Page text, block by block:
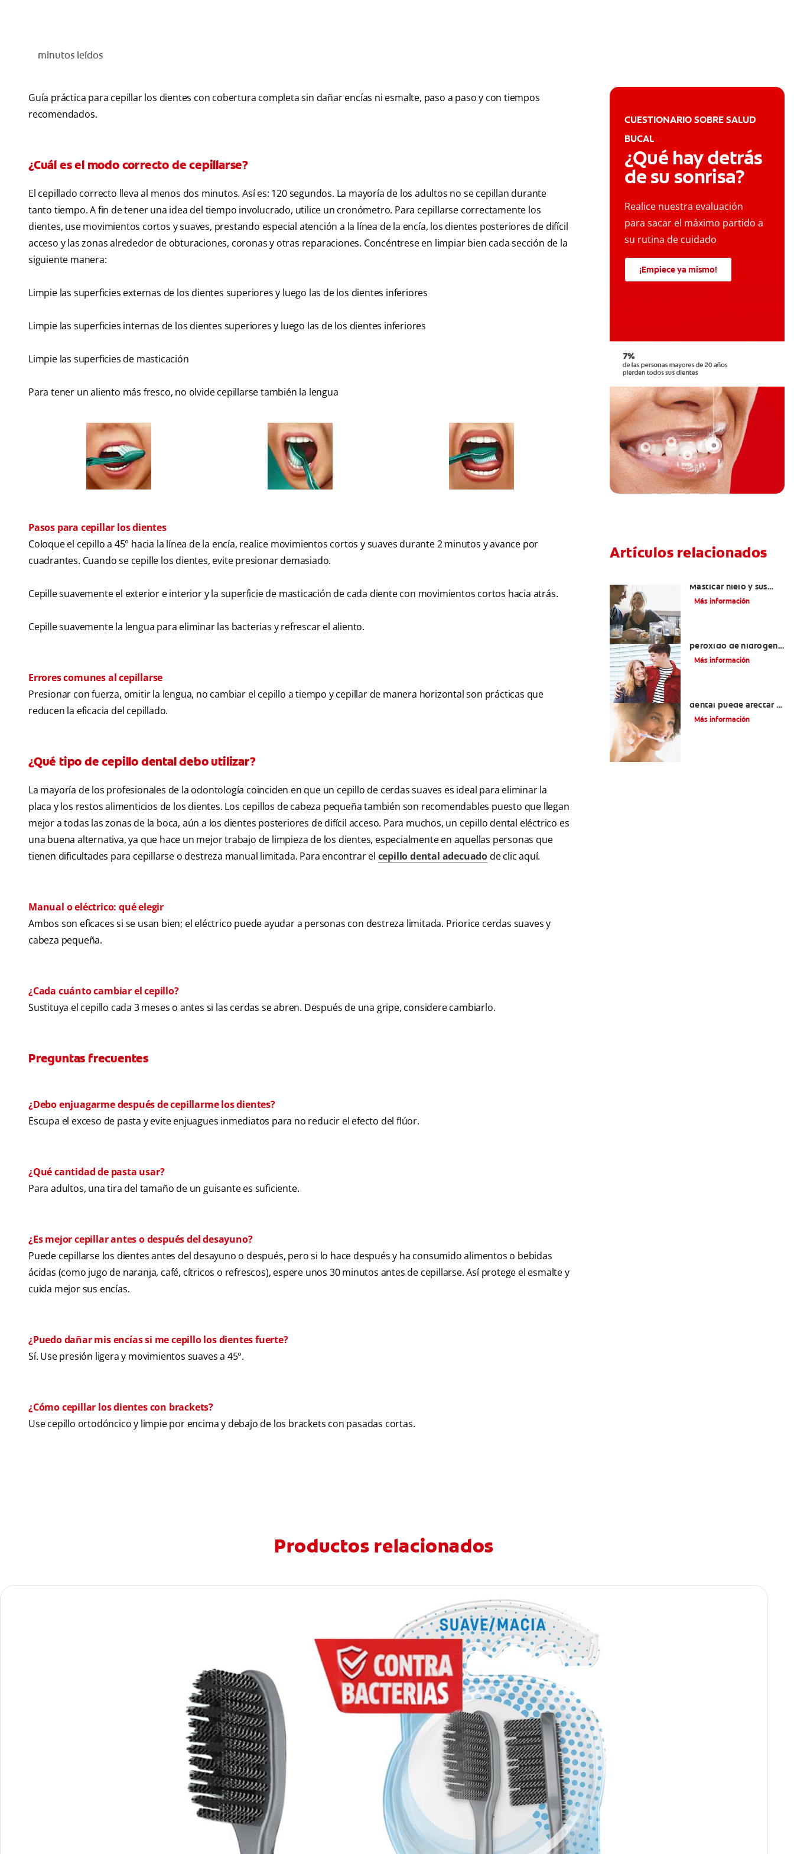
minutos leídos
Guía práctica para cepillar los dientes con cobertura completa sin dañar encías ni esmalte, paso a paso y con tiempos
recomendados.
¿Cuál es el modo correcto de cepillarse?
El cepillado correcto lleva al menos dos minutos. Así es: 120 segundos. La mayoría de los adultos no se cepillan durante
tanto tiempo. A fin de tener una idea del tiempo involucrado, utilice un cronómetro. Para cepillarse correctamente los
dientes, use movimientos cortos y suaves, prestando especial atención a la línea de la encía, los dientes posteriores de difícil
acceso y las zonas alrededor de obturaciones, coronas y otras reparaciones. Concéntrese en limpiar bien cada sección de la
siguiente manera:
Limpie las superficies externas de los dientes superiores y luego las de los dientes inferiores
Limpie las superficies internas de los dientes superiores y luego las de los dientes inferiores
Limpie las superficies de masticación
Para tener un aliento más fresco, no olvide cepillarse también la lengua
Pasos para cepillar los dientes
Coloque el cepillo a 45° hacia la línea de la encía, realice movimientos cortos y suaves durante 2 minutos y avance por
cuadrantes. Cuando se cepille los dientes, evite presionar demasiado.
Cepille suavemente el exterior e interior y la superficie de masticación de cada diente con movimientos cortos hacia atrás.
Cepille suavemente la lengua para eliminar las bacterias y refrescar el aliento.
Errores comunes al cepillarse
Presionar con fuerza, omitir la lengua, no cambiar el cepillo a tiempo y cepillar de manera horizontal son prácticas que
reducen la eficacia del cepillado.
¿Qué tipo de cepillo dental debo utilizar?
La mayoría de los profesionales de la odontología coinciden en que un cepillo de cerdas suaves es ideal para eliminar la
placa y los restos alimenticios de los dientes. Los cepillos de cabeza pequeña también son recomendables puesto que llegan
mejor a todas las zonas de la boca, aún a los dientes posteriores de difícil acceso. Para muchos, un cepillo dental eléctrico es
una buena alternativa, ya que hace un mejor trabajo de limpieza de los dientes, especialmente en aquellas personas que
tienen dificultades para cepillarse o destreza manual limitada. Para encontrar el cepillo dental adecuadode clic aquí.
Manual o eléctrico: qué elegir
Ambos son eficaces si se usan bien; el eléctrico puede ayudar a personas con destreza limitada. Priorice cerdas suaves y
cabeza pequeña.
¿Cada cuánto cambiar el cepillo?
Sustituya el cepillo cada 3 meses o antes si las cerdas se abren. Después de una gripe, considere cambiarlo.
Preguntas frecuentes
¿Debo enjuagarme después de cepillarme los dientes?
Escupa el exceso de pasta y evite enjuagues inmediatos para no reducir el efecto del flúor.
¿Qué cantidad de pasta usar?
Para adultos, una tira del tamaño de un guisante es suficiente.
¿Es mejor cepillar antes o después del desayuno?
Puede cepillarse los dientes antes del desayuno o después, pero si lo hace después y ha consumido alimentos o bebidas
ácidas (como jugo de naranja, café, cítricos o refrescos), espere unos 30 minutos antes de cepillarse. Así protege el esmalte y
cuida mejor sus encías.
¿Puedo dañar mis encías si me cepillo los dientes fuerte?
Sí. Use presión ligera y movimientos suaves a 45°.
¿Cómo cepillar los dientes con brackets?
Use cepillo ortodóncico y limpie por encima y debajo de los brackets con pasadas cortas.
CUESTIONARIO SOBRE SALUD
BUCAL
¿Qué hay detrás
de su sonrisa?
Realice nuestra evaluación
para sacar el máximo partido a
su rutina de cuidado
¡Empiece ya mismo!
Artículos relacionados
Masticar hielo y sus
dientes
Más información
peróxido de hidrógeno
para dientes y encías
Más información
dental puede afectar el
esmalte?
Más información
Productos relacionados